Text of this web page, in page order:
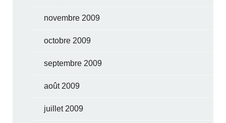
novembre 2009
octobre 2009
septembre 2009
août 2009
juillet 2009